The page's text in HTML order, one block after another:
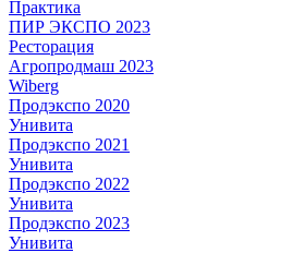
Практика
ПИР ЭКСПО 2023
Ресторация
Агропродмаш 2023
Wiberg
Продэкспо 2020
Унивита
Продэкспо 2021
Унивита
Продэкспо 2022
Унивита
Продэкспо 2023
Унивита